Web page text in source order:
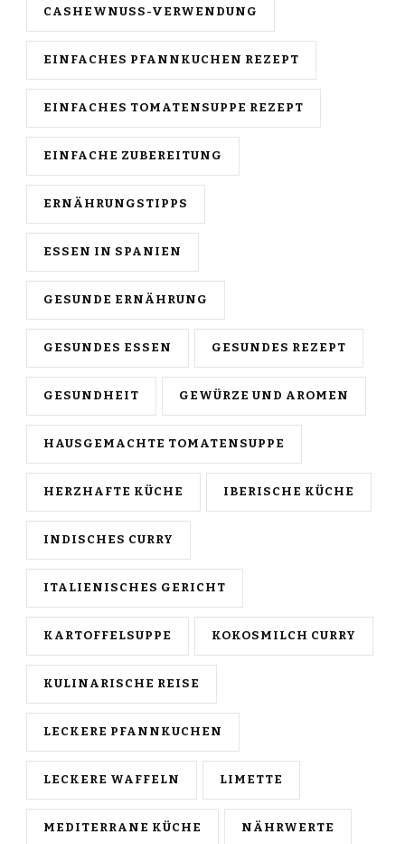
CASHEWNUSS-VERWENDUNG
EINFACHES PFANNKUCHEN REZEPT
EINFACHES TOMATENSUPPE REZEPT
EINFACHE ZUBEREITUNG
ERNÄHRUNGSTIPPS
ESSEN IN SPANIEN
GESUNDE ERNÄHRUNG
GESUNDES ESSEN GESUNDES REZEPT
GESUNDHEIT GEWÜRZE UND AROMEN
HAUSGEMACHTE TOMATENSUPPE
HERZHAFTE KÜCHE IBERISCHE KÜCHE
INDISCHES CURRY
ITALIENISCHES GERICHT
KARTOFFELSUPPE KOKOSMILCH CURRY
KULINARISCHE REISE
LECKERE PFANNKUCHEN
LECKERE WAFFELN LIMETTE
MEDITERRANE KÜCHE NÄHRWERTE